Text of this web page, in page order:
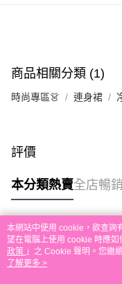
eshop@colourmix-
每筆HK$30.00，滿
每筆HK$30.00，滿
免運費
其他地區配送
商品相關分類 (1)
時尚專區👗 連身裙
評價
本分類熱賣全店暢
熱門標籤
熱銷排行
本網站中使用 cookie，欲查詢
望在電腦上使用 cookie 時應
政策 」之 Cookie 聲明。您繼
條款之 Cookie 聲明使用 cookie
了解更多 >